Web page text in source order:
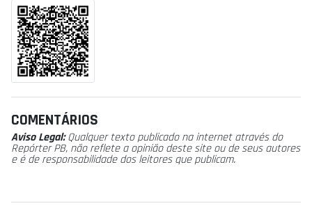
COMENTÁRIOS
Aviso Legal:Qualquer texto publicado na internet através do
Repórter PB, não reflete a opinião deste site ou de seus autores
e é de responsabilidade dos leitores que publicam.